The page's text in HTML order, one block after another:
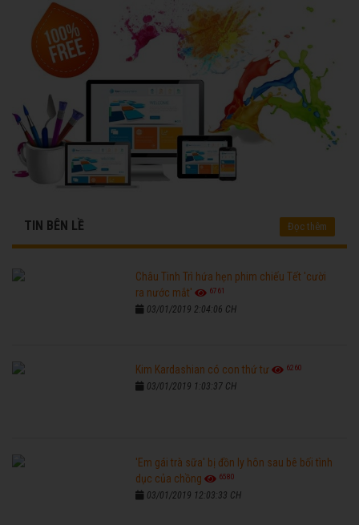
TIN BÊN LỀ Đọc thêm
Châu Tinh Trì hứa hẹn phim chiếu Tết 'cười
ra nước mắt'
6761
03/01/2019 2:04:06 CH
Kim Kardashian có con thứ tư 6260
03/01/2019 1:03:37 CH
'Em gái trà sữa' bị đồn ly hôn sau bê bối tình
dục của chồng
6580
03/01/2019 12:03:33 CH